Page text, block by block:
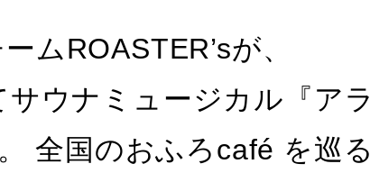
ムROASTER’sが、
ウナミュージカル『アラ
全国のおふろcafé を巡る